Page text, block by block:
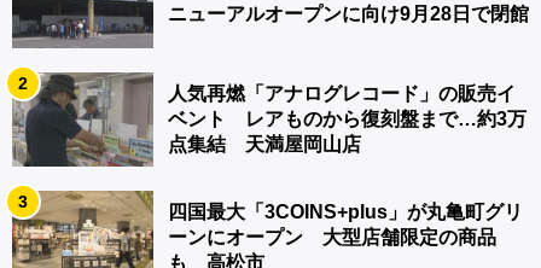
ニューアルオープンに向け9月28日で閉館
2
人気再燃「アナログレコード」の販売イ
ベント レアものから復刻盤まで…約3万
点集結 天満屋岡山店
3
四国最大「3COINS+plus」が丸亀町グリ
ーンにオープン 大型店舗限定の商品
も 高松市